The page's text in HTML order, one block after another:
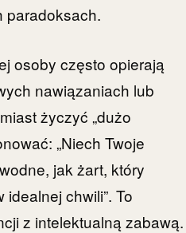
paradoksach.
osoby często opierają
nawiązaniach lub
życzyć „dużo
„Niech Twoje
jak żart, który
chwili”. To
z intelektualną zabawą.